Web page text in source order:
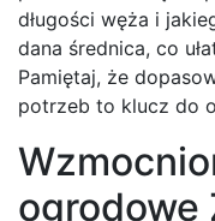
długości węża i
dana średnica, co
Pamiętaj, że
potrzeb to klucz do
ogrodowe